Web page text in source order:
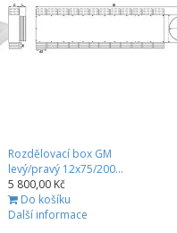
Rozdělovací box GM
levý/pravý 12x75/200...
5 800,00 Kč
Do košíku
Další informace